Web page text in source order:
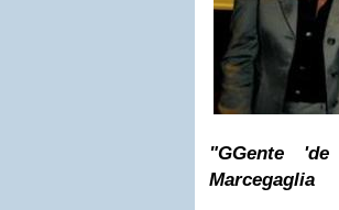
"GGente 'de
Marcegaglia